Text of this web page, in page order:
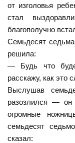
от изголовья
стал
благополучно
Семьдесят
решила:
— Будь что
расскажу, как это
Выслушав
разозлился — он
огромные
семьдесят
сказал: